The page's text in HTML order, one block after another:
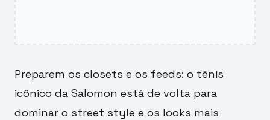
Preparem os closets e os feeds: o tênis
icônico da Salomon está de volta para
dominar o street style e os looks mais